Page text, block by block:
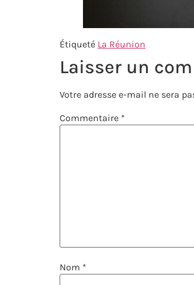
Étiqueté La Réunion
Laisser un
Votre adresse e-mail ne sera
Commentaire *
Nom *